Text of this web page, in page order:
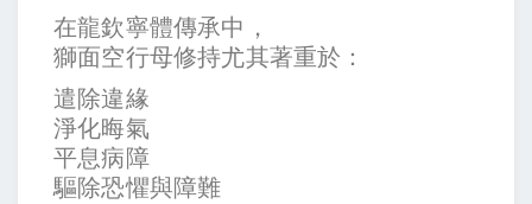
在龍欽寧體傳承中，
獅面空行母修持尤其著重於：
遣除違緣
淨化晦氣
平息病障
驅除恐懼與障難